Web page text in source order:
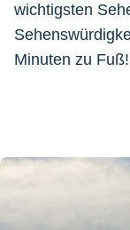
wichtigsten
Minuten zu Fuß!